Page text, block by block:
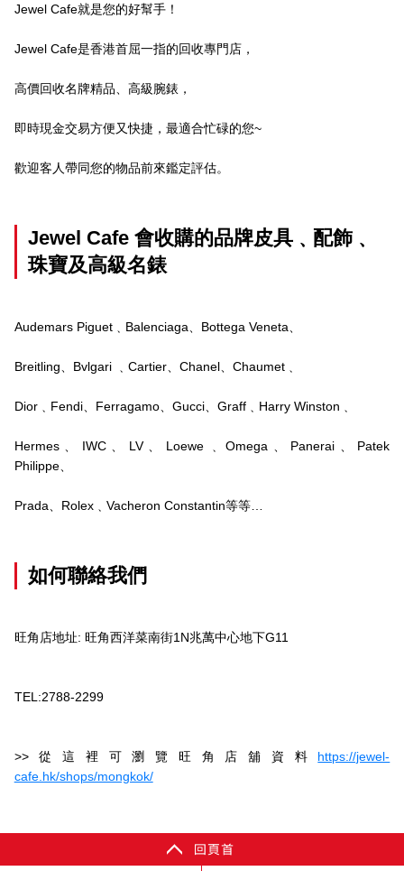
Jewel Cafe就是您的好幫手！
Jewel Cafe是香港首屈一指的回收專門店，
高價回收名牌精品、高級腕錶，
即時現金交易方便又快捷，最適合忙碌的您~
歡迎客人帶同您的物品前來鑑定評估。
Jewel Cafe 會收購的品牌皮具﹑配飾﹑
珠寶及高級名錶
Audemars Piguet﹑Balenciaga、Bottega Veneta、
Breitling、Bvlgari ﹑Cartier、Chanel、Chaumet﹑
Dior﹑Fendi、Ferragamo、Gucci、Graff﹑Harry Winston﹑
Hermes、IWC、LV、Loewe﹑Omega、Panerai、Patek
Philippe、
Prada、Rolex﹑Vacheron Constantin等等…
如何聯絡我們
旺角店地址: 旺角西洋菜南街1N兆萬中心地下G11
TEL:2788-2299
>>從這裡可瀏覽旺角店舖資料 https://jewel-
cafe.hk/shops/mongkok/